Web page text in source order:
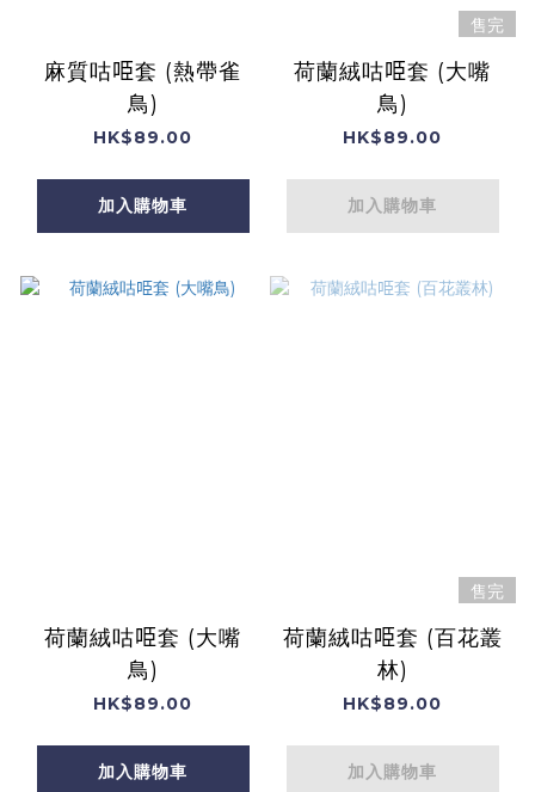
麻質咕𠱸套 (熱帶雀
鳥)
HK$89.00
加入購物車
售完
荷蘭絨咕𠱸套 (大嘴
鳥)
HK$89.00
加入購物車
荷蘭絨咕𠱸套 (大嘴
鳥)
HK$89.00
加入購物車
售完
荷蘭絨咕𠱸套 (百花叢
林)
HK$89.00
加入購物車